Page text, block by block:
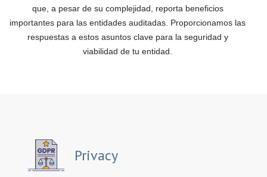
que, a pesar de su complejidad, reporta beneficios
importantes para las entidades auditadas. Proporcionamos las
respuestas a estos asuntos clave para la seguridad y
viabilidad de tu entidad.
Privacy